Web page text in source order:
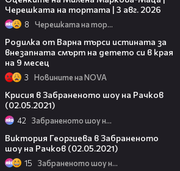
Черешката на тортата | 3 авг. 2026
8 Черешката на тортата
Родилка от Варна търси истината за
внезапната смърт на детето си в края
на 9 месец
3 Новините на NOVA
Крисия в Забраненото шоу на Рачков
(02.05.2021)
42 Забраненото шоу на Рачков
Виктория Георгиева в Забраненото
шоу на Рачков (02.05.2021)
15 Забраненото шоу на Рачков